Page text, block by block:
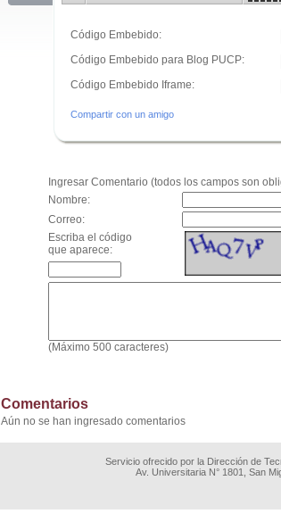
Código Embebido:
Código Embebido para Blog PUCP:
Código Embebido Iframe:
Compartir con un amigo
Ingresar Comentario (todos los campos son
Nombre:
Correo:
Escriba el código
que aparece:
(Máximo 500 caracteres)
Comentarios
Aún no se han ingresado comentarios
Servicio ofrecido por la Dirección de
Av. Universitaria N° 1801, San